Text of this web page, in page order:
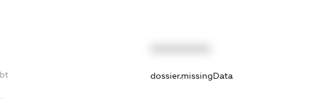
dossier.missingData